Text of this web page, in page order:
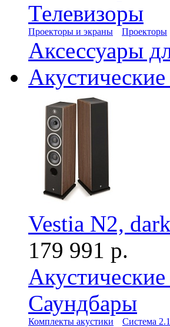
Телевизоры
Проекторы и экраны Проекторы
Аксессуары
Vestia N2,
179 991 р.
Саундбары
Комплекты акустики Система 2.1